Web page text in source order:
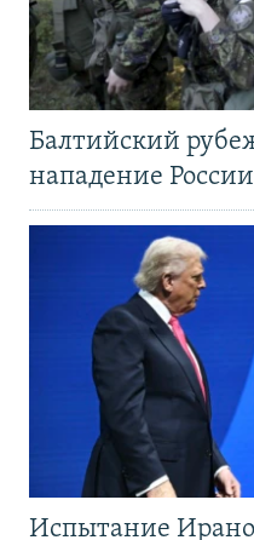
Балтийский
нападение
Испытание